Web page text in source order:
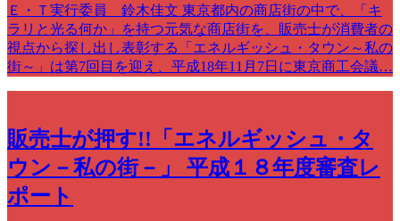
Ｅ・Ｔ実行委員 鈴木佳文 東京都内の商店街の中で、「キ
ラリと光る何か」を持つ元気な商店街を、販売士が消費者の
視点から探し出し表彰する「エネルギッシュ・タウン～私の
街～」は第7回目を迎え、平成18年11月7日に東京商工会議…
販売士が押す!!「エネルギッシュ・タ
ウン－私の街－」 平成１８年度審査レ
ポート